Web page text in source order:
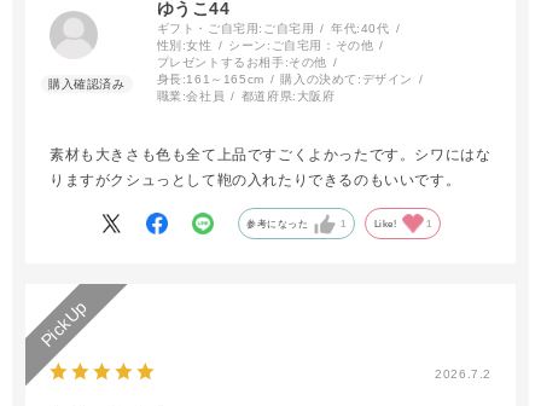
ゆうこ44
ギフト・ご自宅用: ご自宅用 年代:40代
性別:女性 シーン: ご自宅用：その他
プレゼントするお相手:その他
身長:161～165cm 購入の決めて: デザイン
職業:会社員 都道府県: 大阪府
素材も大きさも色も全て上品ですごくよかったです。シワにはな
りますがクシュっとして鞄の入れたりできるのもいいです。
参考になった 1 Like! 1
2026.7.2